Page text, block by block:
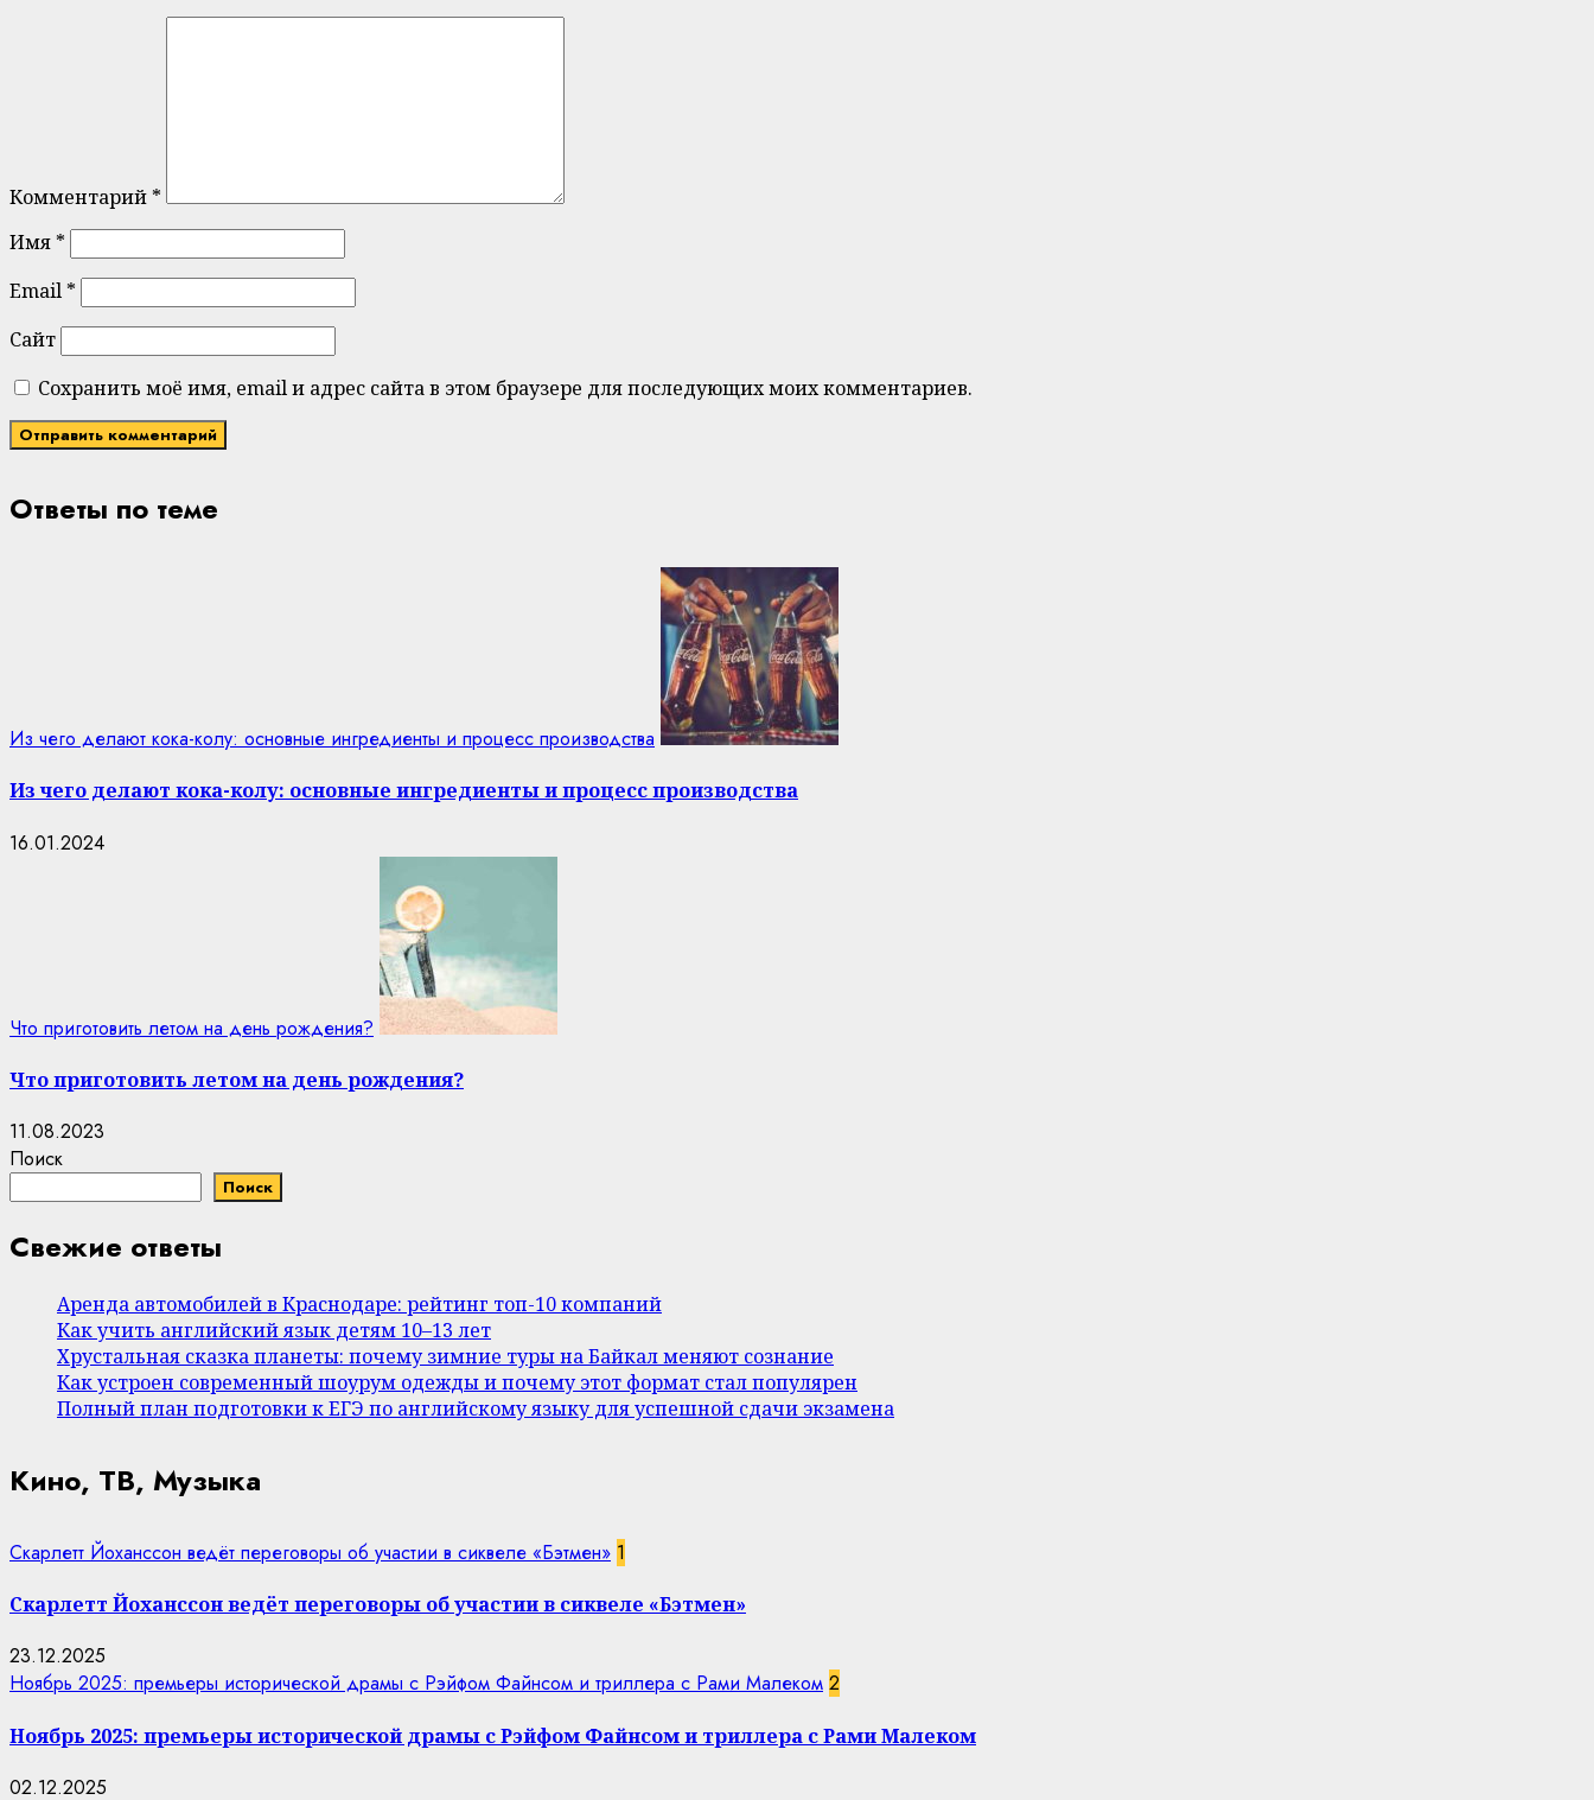
Комментарий *
Имя *
Email *
Сайт
Сохранить моё имя, email и адрес сайта в этом браузере для последующих моих комментариев.
Ответы по теме
Из чего делают кока-колу: основные ингредиенты и процесс производства
Из чего делают кока-колу: основные ингредиенты и процесс производства
16.01.2024
Что приготовить летом на день рождения?
Что приготовить летом на день рождения?
11.08.2023
Поиск
Поиск
Свежие ответы
Аренда автомобилей в Краснодаре: рейтинг топ-10 компаний
Как учить английский язык детям 10–13 лет
Хрустальная сказка планеты: почему зимние туры на Байкал меняют сознание
Как устроен современный шоурум одежды и почему этот формат стал популярен
Полный план подготовки к ЕГЭ по английскому языку для успешной сдачи экзамена
Кино, ТВ, Музыка
Скарлетт Йоханссон ведёт переговоры об участии в сиквеле «Бэтмен» 1
Скарлетт Йоханссон ведёт переговоры об участии в сиквеле «Бэтмен»
23.12.2025
Ноябрь 2025: премьеры исторической драмы с Рэйфом Файнсом и триллера с Рами Малеком 2
Ноябрь 2025: премьеры исторической драмы с Рэйфом Файнсом и триллера с Рами Малеком
02.12.2025